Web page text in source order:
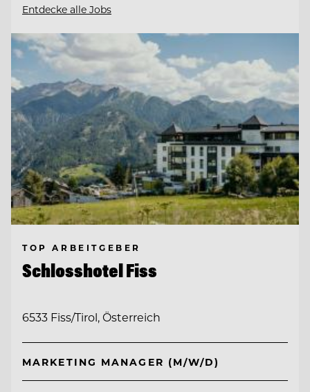
Entdecke alle Jobs
TOP ARBEITGEBER
Schlosshotel Fiss
6533 Fiss/Tirol, Österreich
MARKETING MANAGER (M/W/D)